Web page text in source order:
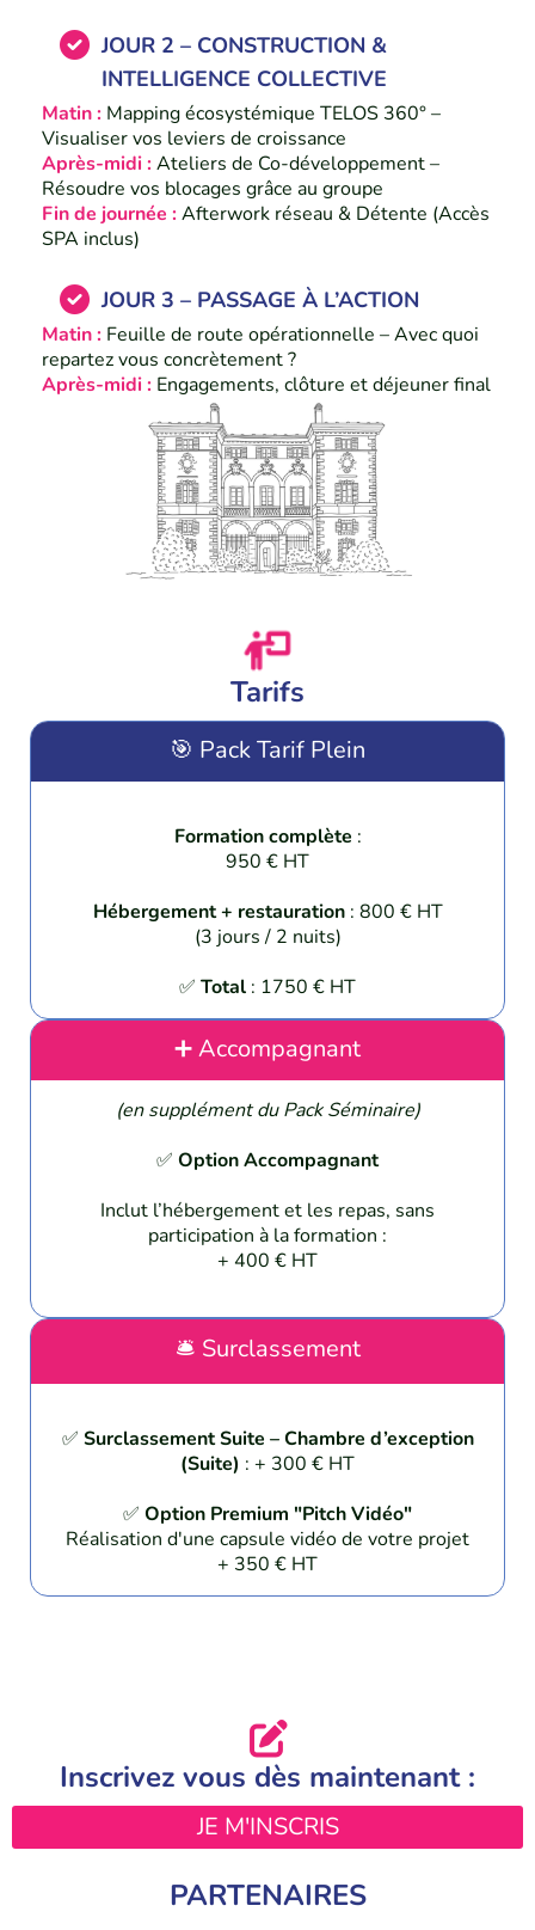
JOUR 2 – CONSTRUCTION &
INTELLIGENCE COLLECTIVE
Matin : Mapping écosystémique TELOS 360° –
Visualiser vos leviers de croissance
Après-midi :Ateliers de Co-développement –
Résoudre vos blocages grâce au groupe
Fin de journée :Afterwork réseau & Détente (Accès
SPA inclus)
JOUR 3 – PASSAGE À L’ACTION
Matin : Feuille de route opérationnelle – Avec quoi
repartez vous concrètement ?
Après-midi : Engagements, clôture et déjeuner final
Tarifs
🎯 Pack Tarif Plein
Formation complète :
950 € HT
Hébergement + restauration: 800 € HT
(3 jours / 2 nuits)
✅ Total : 1750 € HT
➕ Accompagnant
(en supplément du Pack Séminaire)
✅ Option Accompagnant
Inclut l’hébergement et les repas, sans
participation à la formation :
+ 400 € HT
🛎️ Surclassement
✅ Surclassement Suite – Chambre d’exception
(Suite) : + 300 € HT
✅ Option Premium "Pitch Vidéo"
Réalisation d'une capsule vidéo de votre projet
+ 350 € HT
Inscrivez vous dès maintenant :
JE M'INSCRIS
PARTENAIRES